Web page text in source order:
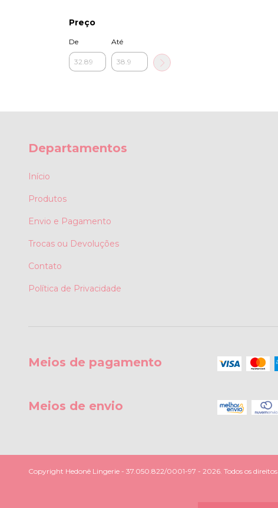
Preço
De Até
Departamentos
Início
Produtos
Envio e Pagamento
Trocas ou Devoluções
Contato
Política de Privacidade
Meios de pagamento
Meios de envio
Copyright Hedonê Lingerie - 37.050.822/0001-97 - 2026. Todos os direitos